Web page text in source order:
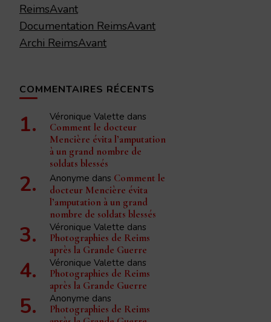
ReimsAvant
Documentation ReimsAvant
Archi ReimsAvant
COMMENTAIRES RÉCENTS
Véronique Valette dans
Comment le docteur
Mencière évita l’amputation
à un grand nombre de
soldats blessés
Anonyme dans Comment le
docteur Mencière évita
l’amputation à un grand
nombre de soldats blessés
Véronique Valette dans
Photographies de Reims
après la Grande Guerre
Véronique Valette dans
Photographies de Reims
après la Grande Guerre
Anonyme dans
Photographies de Reims